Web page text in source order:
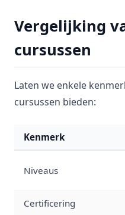
Vergelijking
cursussen
Laten we enkele
cursussen bieden:
Kenmerk
Niveaus
Certificering